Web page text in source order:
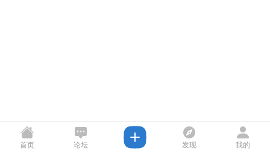
首页 论坛 发现 我的